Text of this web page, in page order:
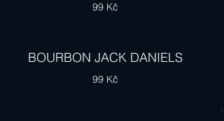
99 Kč
BOURBON JACK DANIELS
99 Kč